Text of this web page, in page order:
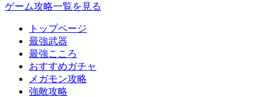
ゲーム攻略一覧を見る
トップページ
最強武器
最強こころ
おすすめガチャ
メガモン攻略
強敵攻略